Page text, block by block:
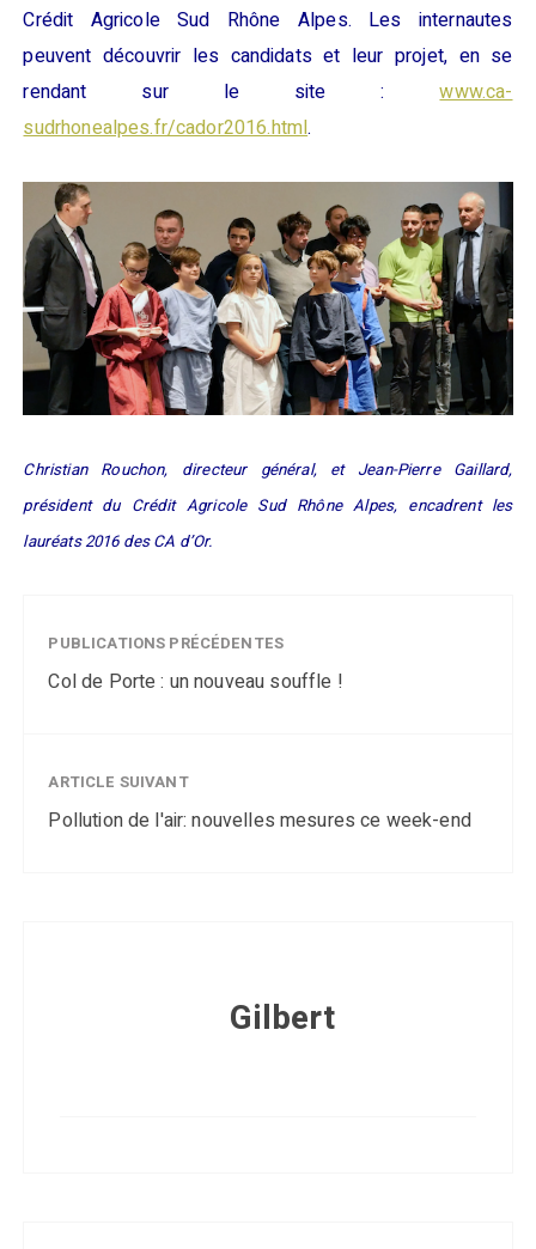
Crédit Agricole Sud Rhône Alpes. Les internautes
peuvent découvrir les candidats et leur projet, en se
rendant sur le site
:www.ca-
sudrhonealpes.fr/cador2016.html.
Christian Rouchon, directeur général, et Jean-Pierre Gaillard,
président du Crédit Agricole Sud Rhône Alpes, encadrent les
lauréats 2016 des CA d’Or.
PUBLICATIONS PRÉCÉDENTES
Col de Porte : un nouveau souffle !
ARTICLE SUIVANT
Pollution de l'air: nouvelles mesures ce week-end
Gilbert